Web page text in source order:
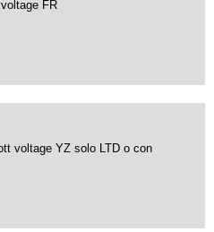
FR
voltage YZ solo LTD o con